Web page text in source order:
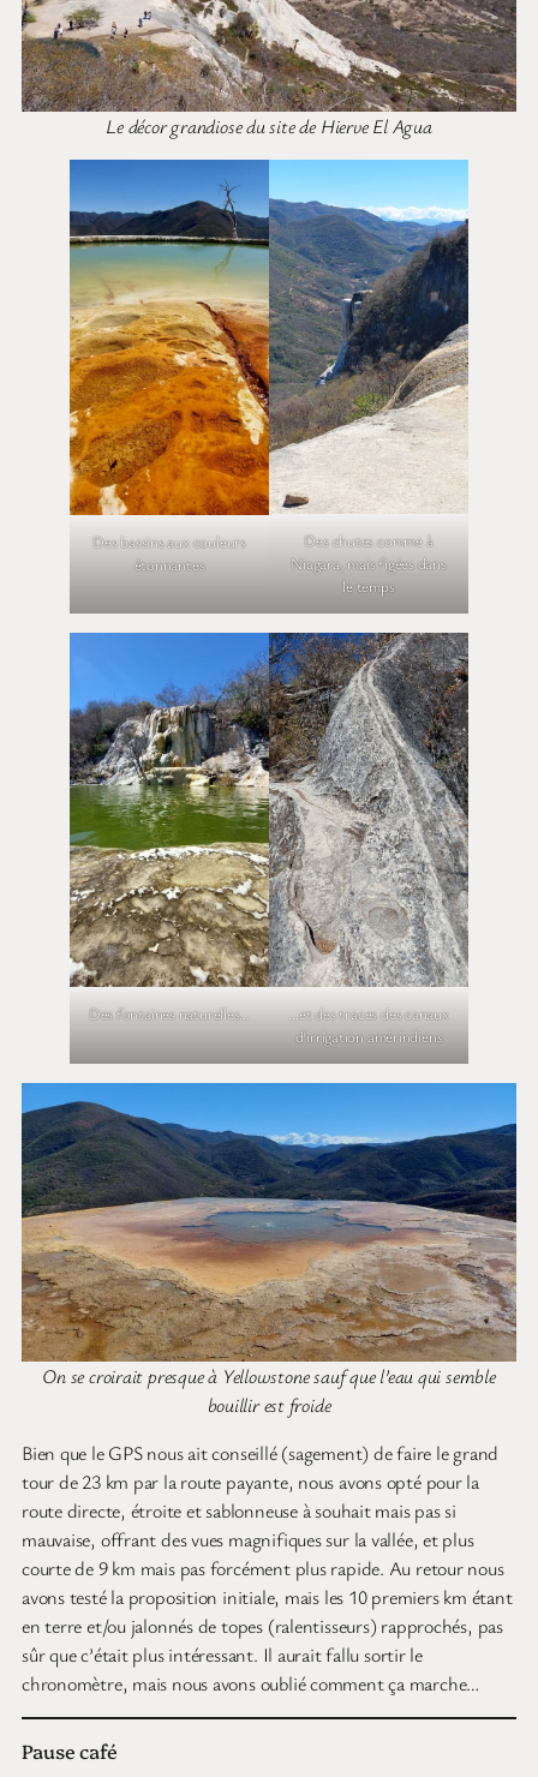
Le décor grandiose du site de Hierve El Agua
Des bassins aux couleurs
étonnantes
Des chutes comme à
Niagara, mais figées dans
le temps
Des fontaines naturelles…
…et des traces des canaux
d’irrigation amérindiens
On se croirait presque à Yellowstone sauf que l’eau qui semble
bouillir est froide
Bien que le GPS nous ait conseillé (sagement) de faire le grand
tour de 23 km par la route payante, nous avons opté pour la
route directe, étroite et sablonneuse à souhait mais pas si
mauvaise, offrant des vues magnifiques sur la vallée, et plus
courte de 9 km mais pas forcément plus rapide. Au retour nous
avons testé la proposition initiale, mais les 10 premiers km étant
en terre et/ou jalonnés de topes (ralentisseurs) rapprochés, pas
sûr que c’était plus intéressant. Il aurait fallu sortir le
chronomètre, mais nous avons oublié comment ça marche…
Pause café